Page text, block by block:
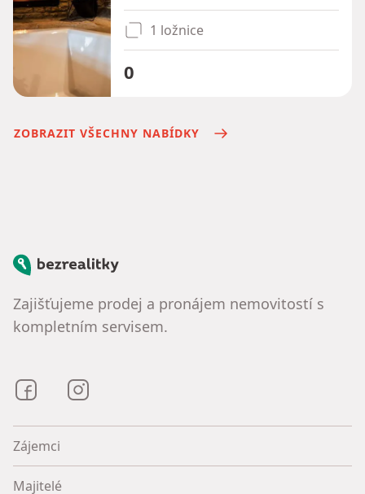
1 ložnice
0
ZOBRAZIT VŠECHNY NABÍDKY
Bezrealitky
Zajišťujeme prodej a pronájem nemovitostí s
kompletním servisem.
Bezrealitky na Facebooku
Zájemci
Majitelé